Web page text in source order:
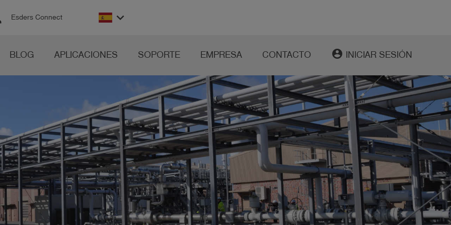
Esders Connect keyboard_arrow_down
BLOG APLICACIONES SOPORTE EMPRESA CONTACTO account_circle INICIAR SESIÓN